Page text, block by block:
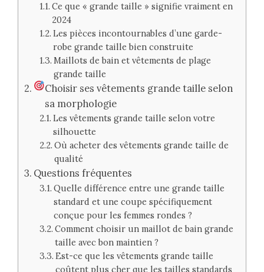
Ce que « grande taille » signifie vraiment en
2024
Les pièces incontournables d’une garde-
robe grande taille bien construite
Maillots de bain et vêtements de plage
grande taille
Choisir ses vêtements grande taille selon
sa morphologie
Les vêtements grande taille selon votre
silhouette
Où acheter des vêtements grande taille de
qualité
Questions fréquentes
Quelle différence entre une grande taille
standard et une coupe spécifiquement
conçue pour les femmes rondes ?
Comment choisir un maillot de bain grande
taille avec bon maintien ?
Est-ce que les vêtements grande taille
coûtent plus cher que les tailles standards